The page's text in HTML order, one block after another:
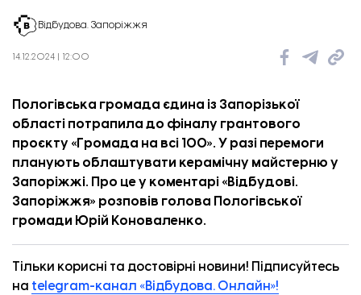
Колонки
Про нас
Редакційна політика
Відбудова. Запоріжжя
14.12.2024 | 12:00
Пологівська громада єдина із Запорізької
області потрапила до фіналу грантового
проєкту «Громада на всі 100». У разі перемоги
планують облаштувати керамічну майстерню у
Запоріжжі. Про це у коментарі «Відбудові.
Запоріжжя» розповів голова Пологівської
громади Юрій Коноваленко.
Тільки корисні та достовірні новини! Підписуйтесь
на telegram-канал «Відбудова. Онлайн»!